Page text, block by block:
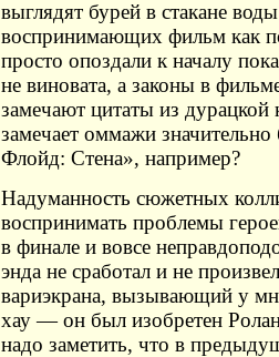
выглядят бурей в стакане
воспринимающих фильм как
просто опоздали к началу
не виновата, а законы в
замечают цитаты из
замечает оммажи
Флойд: Стена», например?
Надуманность сюжетных
воспринимать проблемы
в финале и вовсе
энда не сработал и не
вариэкрана, вызывающий у
хау — он был изобретен
надо заметить, что в